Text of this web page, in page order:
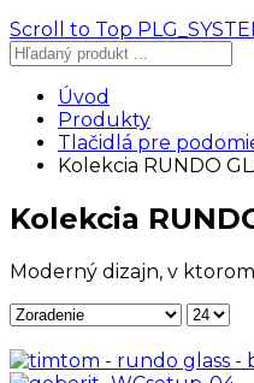
Scroll to Top
Úvod
Produkty
Tlačidlá pre
Kolekcia RUNDO
Kolekcia
Moderný dizajn, v